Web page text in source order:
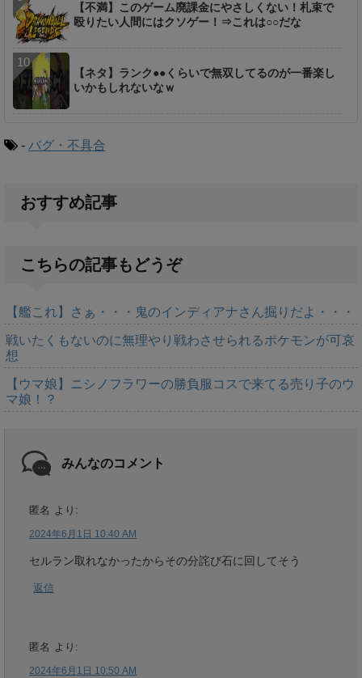
【不満】このゲーム廃課金にやさしくない！札束で
殴りたい人間にはクソゲー！⇒これは○○だな
【ネタ】ランク●●くらいで無双してるのが一番楽し
いかもしれないなｗ
- バグ・不具合
おすすめ記事
こちらの記事もどうぞ
【艦これ】さぁ・・・鬼のインディアナさん掘りだよ・・・
戦いたくもないのに無理やり戦わさせられるポケモンが可哀
想
【ウマ娘】ニシノフラワーの勝負服コスで来てる売り子のウ
マ娘！？
みんなのコメント
匿名 より:
2024年6月1日 10:40 AM
セルラン取れなかったからその分詫び石に回してそう
返信
匿名 より:
2024年6月1日 10:50 AM